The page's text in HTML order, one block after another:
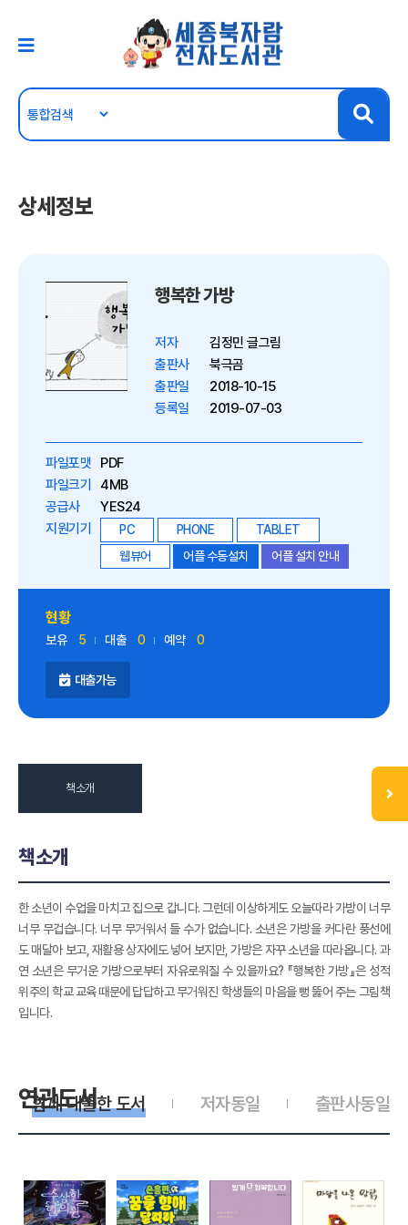
상세정보
행복한 가방
저자
김정민 글그림
출판사
북극곰
출판일
2018-10-15
등록일
2019-07-03
파일포맷
PDF
파일크기
4MB
공급사
YES24
지원기기
PC PHONE
TABLET
웹뷰어
어플 수동설치 어플 설치 안내
현황
보유 5 대출 0 예약 0
대출가능
책소개
책소개
한 소년이 수업을 마치고 집으로 갑니다. 그런데 이상하게도 오늘따라 가방이 너무
너무 무겁습니다. 너무 무거워서 들 수가 없습니다. 소년은 가방을 커다란 풍선에
도 매달아 보고, 재활용 상자에도 넣어 보지만, 가방은 자꾸 소년을 따라옵니다. 과
연 소년은 무거운 가방으로부터 자유로워질 수 있을까요? 『행복한 가방』은 성적
위주의 학교 교육 때문에 답답하고 무거워진 학생들의 마음을 뻥 뚫어 주는 그림책
입니다.
연관도서 출판사동일
저자동일
함께 대출한 도서